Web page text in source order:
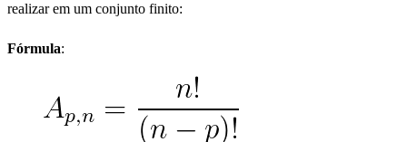
realizar em um conjunto finito:
Fórmula: